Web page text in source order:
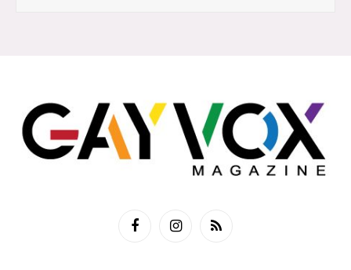
FacebookInstagramRSS